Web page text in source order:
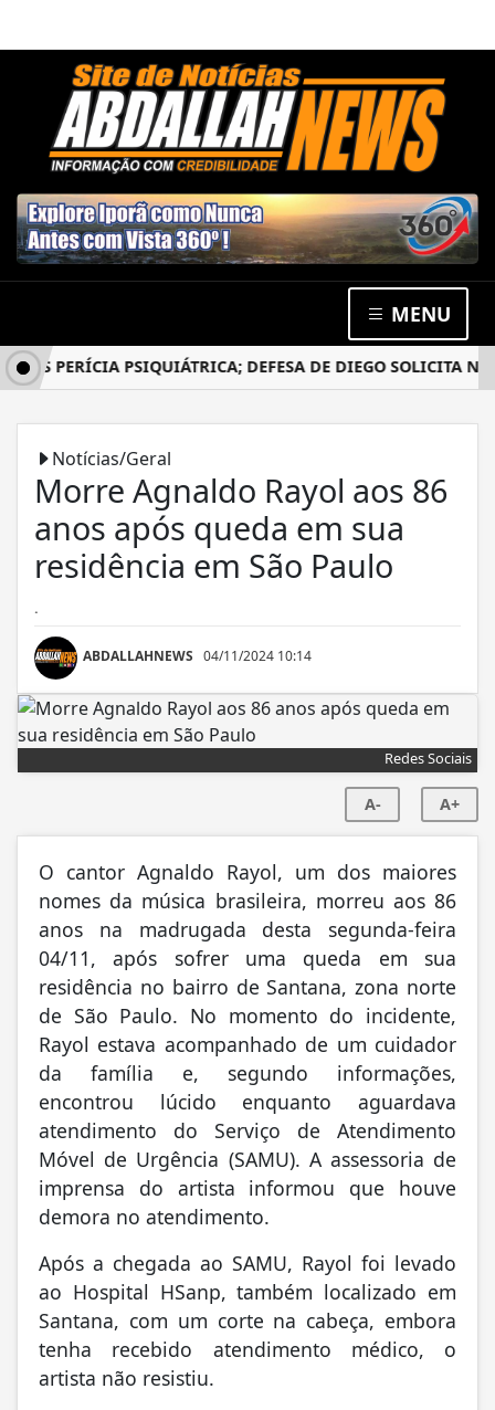
MENU
PERÍCIA PSIQUIÁTRICA; DEFESA DE DIEGO SOLICITA NOVO
Notícias/Geral
Morre Agnaldo Rayol aos 86
anos após queda em sua
residência em São Paulo
.
ABDALLAHNEWS 04/11/2024 10:14
Redes Sociais
A- A+
O cantor Agnaldo Rayol, um dos maiores
nomes da música brasileira, morreu aos 86
anos na madrugada desta segunda-feira
04/11, após sofrer uma queda em sua
residência no bairro de Santana, zona norte
de São Paulo. No momento do incidente,
Rayol estava acompanhado de um cuidador
da família e, segundo informações,
encontrou lúcido enquanto aguardava
atendimento do Serviço de Atendimento
Móvel de Urgência (SAMU). A assessoria de
imprensa do artista informou que houve
demora no atendimento.
Após a chegada ao SAMU, Rayol foi levado
ao Hospital HSanp, também localizado em
Santana, com um corte na cabeça, embora
tenha recebido atendimento médico, o
artista não resistiu.